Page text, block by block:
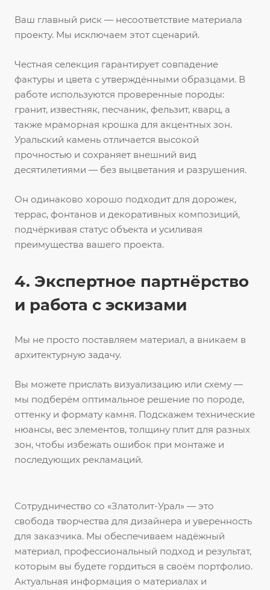
Ваш главный риск — несоответствие материала
проекту. Мы исключаем этот сценарий.
Честная селекция гарантирует совпадение
фактуры и цвета с утверждёнными образцами. В
работе используются проверенные породы:
гранит, известняк, песчаник, фельзит, кварц, а
также мраморная крошка для акцентных зон.
Уральский камень отличается высокой
прочностью и сохраняет внешний вид
десятилетиями — без выцветания и разрушения.
Он одинаково хорошо подходит для дорожек,
террас, фонтанов и декоративных композиций,
подчёркивая статус объекта и усиливая
преимущества вашего проекта.
4. Экспертное партнёрство
и работа с эскизами
Мы не просто поставляем материал, а вникаем в
архитектурную задачу.
Вы можете прислать визуализацию или схему —
мы подберём оптимальное решение по породе,
оттенку и формату камня. Подскажем технические
нюансы, вес элементов, толщину плит для разных
зон, чтобы избежать ошибок при монтаже и
последующих рекламаций.
Сотрудничество со «Златолит-Урал» — это
свобода творчества для дизайнера и уверенность
для заказчика. Мы обеспечиваем надёжный
материал, профессиональный подход и результат,
которым вы будете гордиться в своём портфолио.
Актуальная информация о материалах и